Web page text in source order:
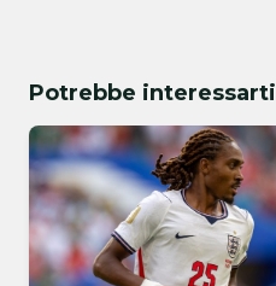
Potrebbe interessarti